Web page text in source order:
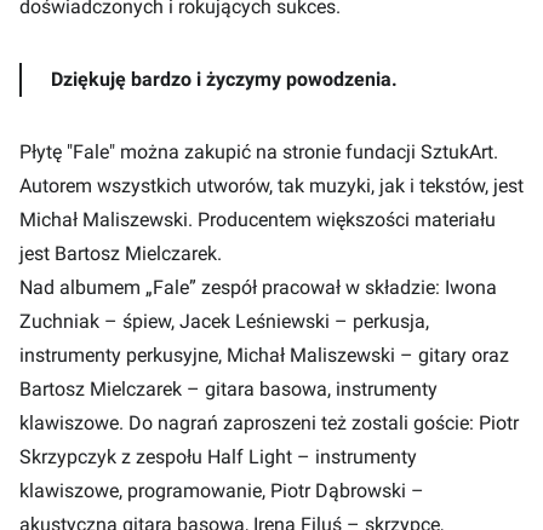
doświadczonych i rokujących sukces.
Dziękuję bardzo i życzymy powodzenia.
Płytę "Fale" można zakupić na stronie fundacji SztukArt.
Autorem wszystkich utworów, tak muzyki, jak i tekstów, jest
Michał Maliszewski. Producentem większości materiału
jest Bartosz Mielczarek.
Nad albumem „Fale” zespół pracował w składzie: Iwona
Zuchniak – śpiew, Jacek Leśniewski – perkusja,
instrumenty perkusyjne, Michał Maliszewski – gitary oraz
Bartosz Mielczarek – gitara basowa, instrumenty
klawiszowe. Do nagrań zaproszeni też zostali goście: Piotr
Skrzypczyk z zespołu Half Light – instrumenty
klawiszowe, programowanie, Piotr Dąbrowski –
akustyczna gitara basowa, Irena Filuś – skrzypce,